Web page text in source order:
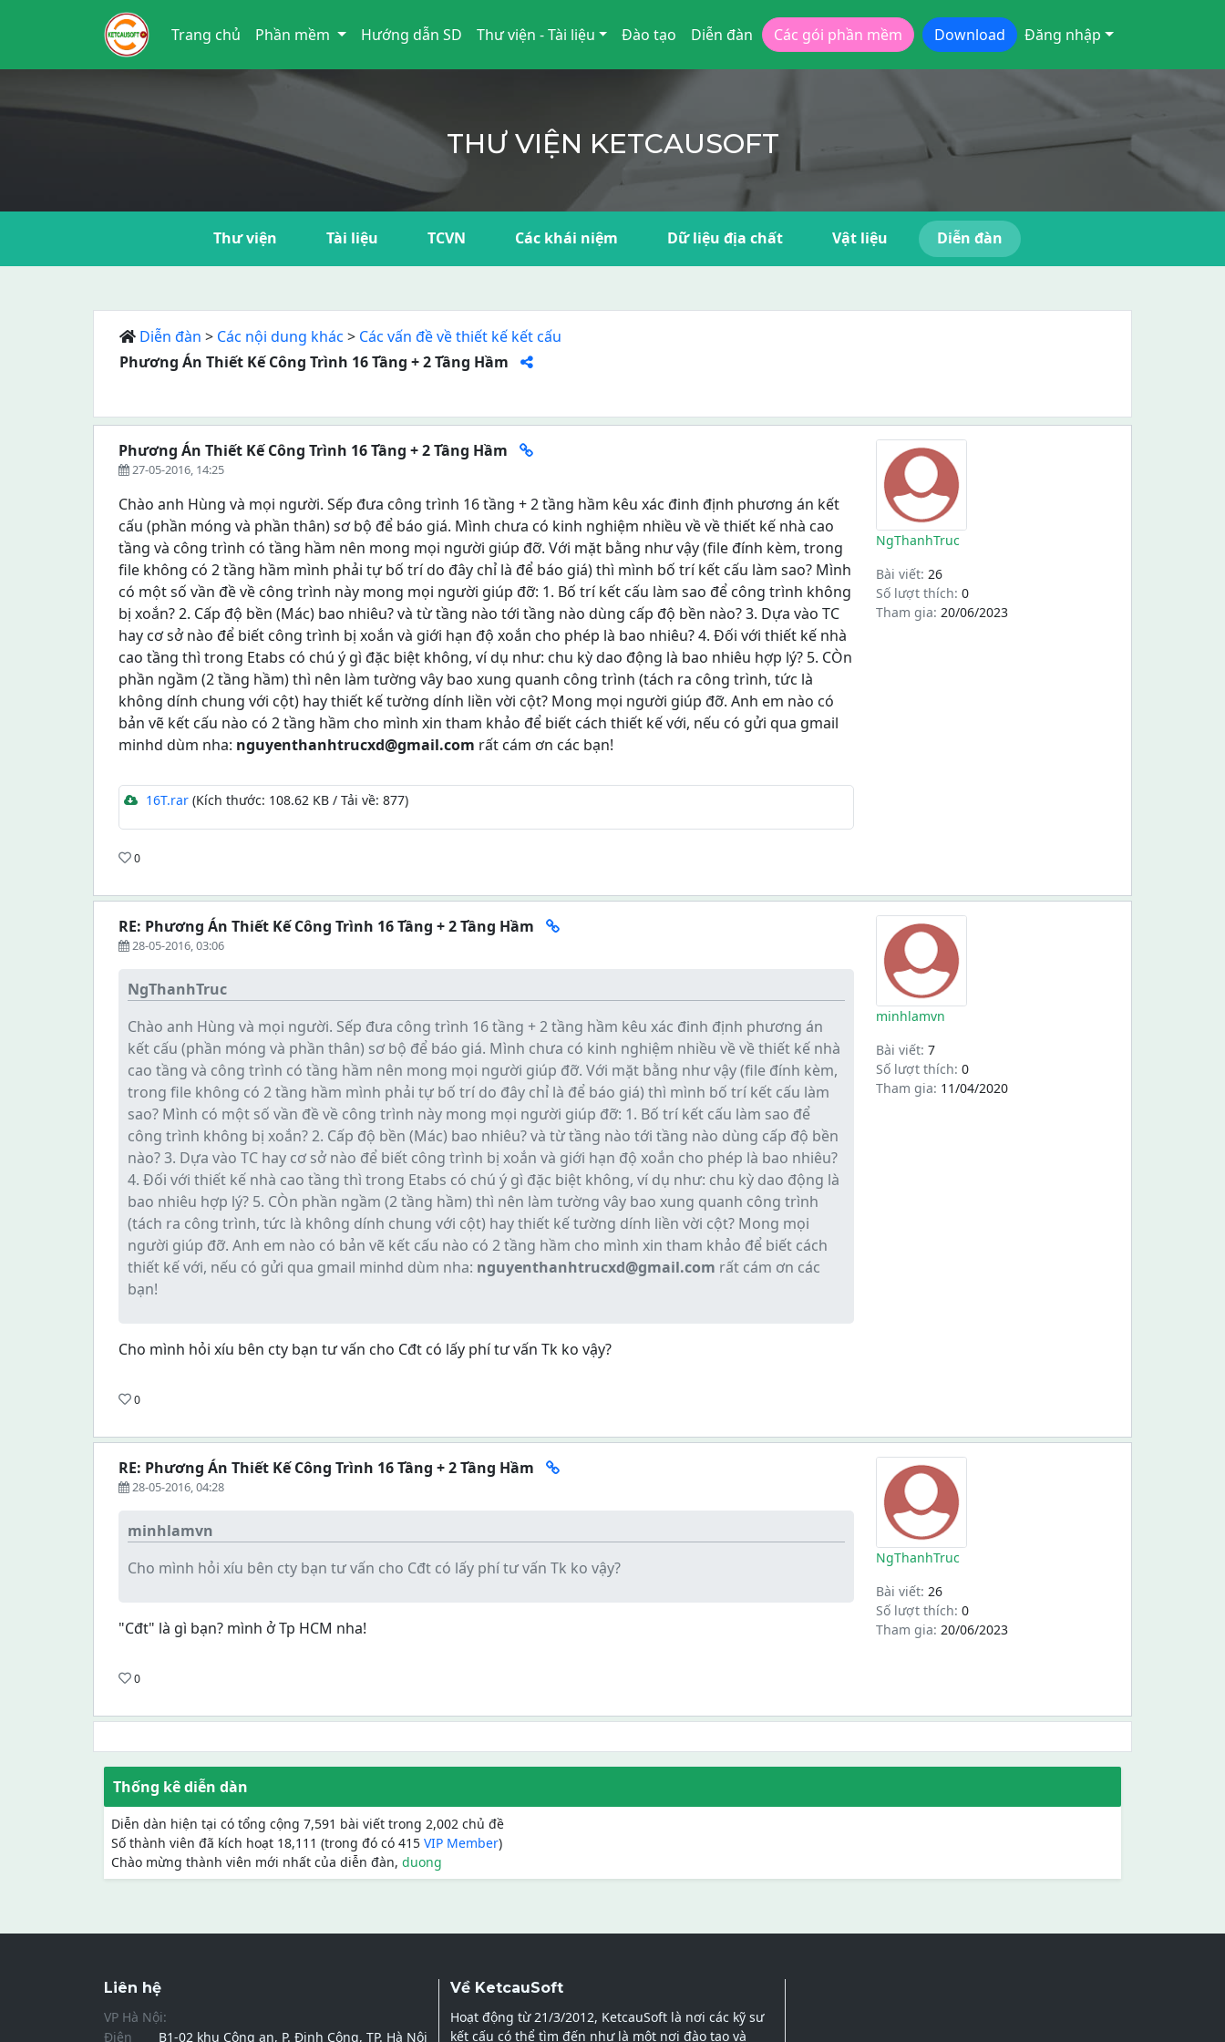
Trang chủ Phần mềm Hướng dẫn SD Thư viện - Tài liệu Đào tạo Diễn đàn Các gói phần mềm Download Đăng nhập
THƯ VIỆN KETCAUSOFT
Thư viện Tài liệu TCVN Các khái niệm Dữ liệu địa chất Vật liệu Diễn đàn
Diễn đàn > Các nội dung khác > Các vấn đề về thiết kế kết cấu
Phương Án Thiết Kế Công Trình 16 Tầng + 2 Tầng Hầm
Phương Án Thiết Kế Công Trình 16 Tầng + 2 Tầng Hầm
27-05-2016, 14:25
Chào anh Hùng và mọi người. Sếp đưa công trình 16 tầng + 2 tầng hầm kêu xác đinh định phương án kết
cấu (phần móng và phần thân) sơ bộ để báo giá. Mình chưa có kinh nghiệm nhiều về về thiết kế nhà cao
tầng và công trình có tầng hầm nên mong mọi người giúp đỡ. Với mặt bằng như vậy (file đính kèm, trong
file không có 2 tầng hầm mình phải tự bố trí do đây chỉ là để báo giá) thì mình bố trí kết cấu làm sao? Mình
có một số vần đề về công trình này mong mọi người giúp đỡ: 1. Bố trí kết cấu làm sao để công trình không
bị xoắn? 2. Cấp độ bền (Mác) bao nhiêu? và từ tầng nào tới tầng nào dùng cấp độ bền nào? 3. Dựa vào TC
hay cơ sở nào để biết công trình bị xoắn và giới hạn độ xoắn cho phép là bao nhiêu? 4. Đối với thiết kế nhà
cao tầng thì trong Etabs có chú ý gì đặc biệt không, ví dụ như: chu kỳ dao động là bao nhiêu hợp lý? 5. CÒn
phần ngầm (2 tầng hầm) thì nên làm tường vây bao xung quanh công trình (tách ra công trình, tức là
không dính chung với cột) hay thiết kế tường dính liền vời cột? Mong mọi người giúp đỡ. Anh em nào có
bản vẽ kết cấu nào có 2 tầng hầm cho mình xin tham khảo để biết cách thiết kế với, nếu có gửi qua gmail
minhd dùm nha: nguyenthanhtrucxd@gmail.com rất cám ơn các bạn!
16T.rar (Kích thước: 108.62 KB / Tải về: 877)
0
NgThanhTruc
Bài viết: 26
Số lượt thích: 0
Tham gia: 20/06/2023
RE: Phương Án Thiết Kế Công Trình 16 Tầng + 2 Tầng Hầm
28-05-2016, 03:06
NgThanhTruc
Chào anh Hùng và mọi người. Sếp đưa công trình 16 tầng + 2 tầng hầm kêu xác đinh định phương án
kết cấu (phần móng và phần thân) sơ bộ để báo giá. Mình chưa có kinh nghiệm nhiều về về thiết kế nhà
cao tầng và công trình có tầng hầm nên mong mọi người giúp đỡ. Với mặt bằng như vậy (file đính kèm,
trong file không có 2 tầng hầm mình phải tự bố trí do đây chỉ là để báo giá) thì mình bố trí kết cấu làm
sao? Mình có một số vần đề về công trình này mong mọi người giúp đỡ: 1. Bố trí kết cấu làm sao để
công trình không bị xoắn? 2. Cấp độ bền (Mác) bao nhiêu? và từ tầng nào tới tầng nào dùng cấp độ bền
nào? 3. Dựa vào TC hay cơ sở nào để biết công trình bị xoắn và giới hạn độ xoắn cho phép là bao nhiêu?
4. Đối với thiết kế nhà cao tầng thì trong Etabs có chú ý gì đặc biệt không, ví dụ như: chu kỳ dao động là
bao nhiêu hợp lý? 5. CÒn phần ngầm (2 tầng hầm) thì nên làm tường vây bao xung quanh công trình
(tách ra công trình, tức là không dính chung với cột) hay thiết kế tường dính liền vời cột? Mong mọi
người giúp đỡ. Anh em nào có bản vẽ kết cấu nào có 2 tầng hầm cho mình xin tham khảo để biết cách
thiết kế với, nếu có gửi qua gmail minhd dùm nha: nguyenthanhtrucxd@gmail.com rất cám ơn các
bạn!
Cho mình hỏi xíu bên cty bạn tư vấn cho Cđt có lấy phí tư vấn Tk ko vậy?
0
minhlamvn
Bài viết: 7
Số lượt thích: 0
Tham gia: 11/04/2020
RE: Phương Án Thiết Kế Công Trình 16 Tầng + 2 Tầng Hầm
28-05-2016, 04:28
minhlamvn
Cho mình hỏi xíu bên cty bạn tư vấn cho Cđt có lấy phí tư vấn Tk ko vậy?
"Cđt" là gì bạn? mình ở Tp HCM nha!
0
NgThanhTruc
Bài viết: 26
Số lượt thích: 0
Tham gia: 20/06/2023
Thống kê diễn dàn
Diễn dàn hiện tại có tổng cộng 7,591 bài viết trong 2,002 chủ đề
Số thành viên đã kích hoạt 18,111 (trong đó có 415 VIP Member)
Chào mừng thành viên mới nhất của diễn đàn, duong
Liên hệ
VP Hà Nội:
B1-02 khu Công an, P. Định Công, TP. Hà Nội
Điện
Về KetcauSoft
Hoạt động từ 21/3/2012, KetcauSoft là nơi các kỹ sư
kết cấu có thể tìm đến như là một nơi đào tạo và